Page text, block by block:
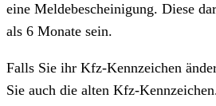
eine Meldebescheinigung. Diese
als 6 Monate sein.
Falls Sie ihr Kfz-Kennzeichen
Sie auch die alten Kfz-